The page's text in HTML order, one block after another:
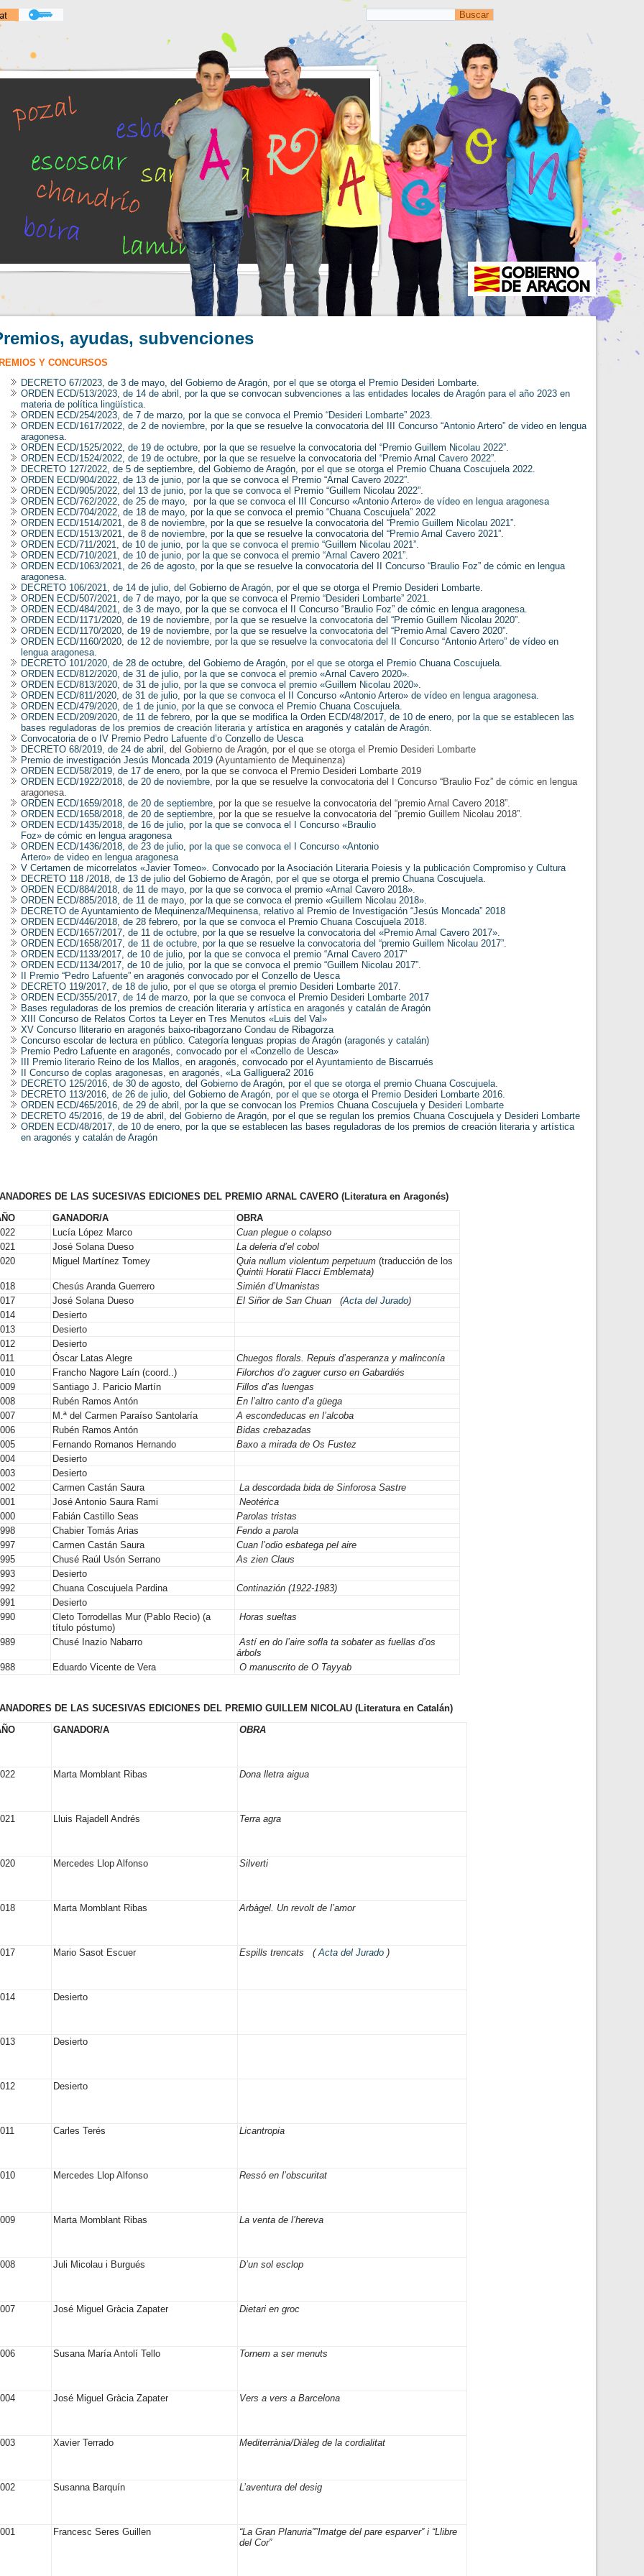
ayudas, subvenciones
Y CONCURSOS
DECRETO 67/2023, de 3 de mayo, del Gobierno de Aragón, por el que se otorga el Premio Desideri Lombarte.
ORDEN ECD/513/2023, de 14 de abril, por la que se convocan subvenciones a las enti­dades locales de Aragón para el año 2023 en
materia de política lingüística.
ORDEN ECD/254/2023, de 7 de marzo, por la que se convoca el Premio “Desideri Lombarte” 2023.
ORDEN ECD/1617/2022, de 2 de noviembre, por la que se resuelve la convocatoria del III Concurso “Antonio Artero” de video en lengua
aragonesa.
ORDEN ECD/1525/2022, de 19 de octubre, por la que se resuelve la convocatoria del “Premio Guillem Nicolau 2022”.
ORDEN ECD/1524/2022, de 19 de octubre, por la que se resuelve la convocatoria del “Premio Arnal Cavero 2022”.
DECRETO 127/2022, de 5 de septiembre, del Gobierno de Aragón, por el que se otorga el Premio Chuana Coscujuela 2022.
ORDEN ECD/904/2022, de 13 de junio, por la que se convoca el Premio “Arnal Cavero 2022”.
ORDEN ECD/905/2022, del 13 de junio, por la que se convoca el Premio “Guillem Nicolau 2022”.
ORDEN ECD/762/2022, de 25 de mayo, por la que se convoca el III Concurso «Antonio Artero» de vídeo en lengua aragonesa
ORDEN ECD/704/2022, de 18 de mayo, por la que se convoca el premio “Chuana Coscujuela” 2022
ORDEN ECD/1514/2021, de 8 de noviembre, por la que se resuelve la convocatoria del “Premio Guillem Nicolau 2021”.
ORDEN ECD/1513/2021, de 8 de noviembre, por la que se resuelve la convocatoria del “Premio Arnal Cavero 2021”.
ORDEN ECD/711/2021, de 10 de junio, por la que se convoca el premio “Guillem Nicolau 2021”.
ORDEN ECD/710/2021, de 10 de junio, por la que se convoca el premio “Arnal Cavero 2021”.
ORDEN ECD/1063/2021, de 26 de agosto, por la que se resuelve la convocatoria del II Concurso “Braulio Foz” de cómic en lengua
aragonesa.
DECRETO 106/2021, de 14 de julio, del Gobierno de Aragón, por el que se otorga el Premio Desideri Lombarte.
ORDEN ECD/507/2021, de 7 de mayo, por la que se convoca el Premio “Desideri Lom barte” 2021.
ORDEN ECD/484/2021, de 3 de mayo, por la que se convoca el II Concurso “Braulio Foz” de cómic en lengua aragonesa.
ORDEN ECD/1171/2020, de 19 de noviembre, por la que se resuelve la convocatoria del “Premio Guillem Nicolau 2020”.
ORDEN ECD/1170/2020, de 19 de noviembre, por la que se resuelve la convocatoria del “Premio Arnal Cavero 2020”.
ORDEN ECD/1160/2020, de 12 de noviembre, por la que se resuelve la convocatoria del II Concurso “Antonio Artero” de vídeo en
lengua aragonesa.
DECRETO 101/2020, de 28 de octubre, del Gobierno de Aragón, por el que se otorga el Premio Chuana Coscujuela.
ORDEN ECD/812/2020, de 31 de julio, por la que se convoca el premio «Arnal Cavero 2020».
ORDEN ECD/813/2020, de 31 de julio, por la que se convoca el premio «Guillem Nicolau 2020».
ORDEN ECD/811/2020, de 31 de julio, por la que se convoca el II Concurso «Antonio Artero» de vídeo en lengua aragonesa.
ORDEN ECD/479/2020, de 1 de junio, por la que se convoca el Premio Chuana Coscujuela.
ORDEN ECD/209/2020, de 11 de febrero, por la que se modifica la Orden ECD/48/2017, de 10 de enero, por la que se establecen las
bases reguladoras de los premios de creación literaria y artística en aragonés y catalán de Aragón.
Convocatoria de o IV Premio Pedro Lafuente d’o Conzello de Uesca
DECRETO 68/2019, de 24 de abril , del Gobierno de Aragón, por el que se otorga el Premio Desideri Lombarte
Premio de investigación Jesús Moncada 2019 (Ayuntamiento de Mequinenza)
ORDEN ECD/58/2019, de 17 de enero, por la que se convoca el Premio Desideri Lombarte 2019
ORDEN ECD/1922/2018, de 20 de noviembre, por la que se resuelve la convocatoria del I Concurso “Braulio Foz” de cómic en lengua
aragonesa.
ORDEN ECD/1659/2018, de 20 de septiembre, por la que se resuelve la convocatoria del “premio Arnal Cavero 2018”.
ORDEN ECD/1658/2018, de 20 de septiembre, por la que se resuelve la convocatoria del “premio Guillem Nicolau 2018”.
ORDEN ECD/1435/2018, de 16 de julio, por la que se convoca el I Concurso «Braulio
Foz» de cómic en lengua aragonesa
ORDEN ECD/1436/2018, de 23 de julio, por la que se convoca el I Concurso «Antonio
Artero» de video en lengua aragonesa
V Certamen de micorrelatos «Javier Tomeo». Convocado por la Asociación Literaria Poiesis y la publicación Compromiso y Cultura
DECRETO 118 /2018, de 13 de julio del Gobierno de Aragón, por el que se otorga el premio Chuana Coscujuela.
ORDEN ECD/884/2018, de 11 de mayo, por la que se convoca el premio «Arnal Cavero 2018».
ORDEN ECD/885/2018, de 11 de mayo, por la que se convoca el premio «Guillem Nicolau 2018».
DECRETO de Ayuntamiento de Mequinenza/Mequinensa, relativo al Premio de Investigación “Jesús Moncada” 2018
ORDEN ECD/446/2018, de 28 febrero, por la que se convoca el Premio Chuana Coscujuela 2018.
ORDEN ECD/1657/2017, de 11 de octubre, por la que se resuelve la convocatoria del «Premio Arnal Cavero 2017».
ORDEN ECD/1658/2017, de 11 de octubre, por la que se resuelve la convocatoria del “premio Guillem Nicolau 2017”.
ORDEN ECD/1133/2017, de 10 de julio, por la que se convoca el premio “Arnal Cavero 2017”
ORDEN ECD/1134/2017, de 10 de julio, por la que se convoca el premio “Guillem Nicolau 2017”.
II Premio “Pedro Lafuente” en aragonés convocado por el Conzello de Uesca
DECRETO 119/2017, de 18 de julio, por el que se otorga el premio Desideri Lombarte 2017.
ORDEN ECD/355/2017, de 14 de marzo, por la que se convoca el Premio Desideri Lombarte 2017
Bases reguladoras de los premios de creación literaria y artística en aragonés y catalán de Aragón
XIII Concurso de Relatos Cortos ta Leyer en Tres Menutos «Luis del Val»
XV Concurso lliterario en aragonés baixo-ribagorzano Condau de Ribagorza
Concurso escolar de lectura en público. Categoría lenguas propias de Aragón (aragonés y catalán)
Premio Pedro Lafuente en aragonés, convocado por el «Conzello de Uesca»
III Premio literario Reino de los Mallos, en aragonés, convocado por el Ayuntamiento de Biscarrués
II Concurso de coplas aragonesas, en aragonés, «La Galliguera2 2016
DECRETO 125/2016, de 30 de agosto, del Gobierno de Aragón, por el que se otorga el premio Chuana Coscujuela.
DECRETO 113/2016, de 26 de julio, del Gobierno de Aragón, por el que se otorga el Premio Desideri Lombarte 2016.
ORDEN ECD/465/2016, de 29 de abril, por la que se convocan los Premios Chuana Coscujuela y Desideri Lombarte
DECRETO 45/2016, de 19 de abril, del Gobierno de Aragón, por el que se regulan los premios Chuana Coscujuela y Desideri Lombarte
ORDEN ECD/48/2017, de 10 de enero, por la que se establecen las bases reguladoras de los premios de creación literaria y artística
en aragonés y catalán de Aragón
DE LAS SUCESIVAS EDICIONES DEL PREMIO ARNAL CAVERO (Literatura en Aragonés)
GANADOR/A
OBRA
Lucía López Marco
Cuan plegue o colapso
José Solana Dueso
La deleria d’el cobol
Miguel Martínez Tomey Quia nullum violentum perpetuum (traducción de los
Quintii Horatii Flacci Emblemata)
Chesús Aranda Guerrero
Simién d’Umanistas
José Solana Dueso El Siñor de San Chuan (Acta del Jurado)
Desierto
Desierto
Desierto
Óscar Latas Alegre
Chuegos florals. Repuis d’asperanza y malinconía
Francho Nagore Laín (coord..)
Filorchos d’o zaguer curso en Gabardiés
Santiago J. Paricio Martín
Fillos d’as luengas
Rubén Ramos Antón
En l’altro canto d’a güega
M.ª del Carmen Paraíso Santolaría
A escondeducas en l’alcoba
Rubén Ramos Antón
Bidas crebazadas
Fernando Romanos Hernando
Baxo a mirada de Os Fustez
Desierto
Desierto
Carmen Castán Saura
La descordada bida de Sinforosa Sastre
José Antonio Saura Rami
Neotérica
Fabián Castillo Seas
Parolas tristas
Chabier Tomás Arias
Fendo a parola
Carmen Castán Saura
Cuan l’odio esbatega pel aire
Chusé Raúl Usón Serrano
As zien Claus
Desierto
Chuana Coscujuela Pardina
Continazión (1922-1983)
Desierto
Cleto Torrodellas Mur (Pablo Recio) (a
título póstumo)
Horas sueltas
Chusé Inazio Nabarro
Astí en do l’aire sofla ta sobater as fuellas d’os
árbols
Eduardo Vicente de Vera O manuscrito de O Tayyab
DE LAS SUCESIVAS EDICIONES DEL PREMIO GUILLEM NICOLAU (Literatura en Catalán)
GANADOR/A OBRA
Marta Momblant Ribas Dona lletra aigua
Lluis Rajadell Andrés Terra agra
Mercedes Llop Alfonso Silverti
Marta Momblant Ribas Arbàgel. Un revolt de l’amor
Mario Sasot Escuer Espills trencats (Acta del Jurado )
Desierto
Desierto
Desierto
Carles Terés Licantropia
Mercedes Llop Alfonso Ressó en l’obscuritat
Marta Momblant Ribas La venta de l’hereva
Juli Micolau i Burgués D’un sol esclop
José Miguel Gràcia Zapater Dietari en groc
Susana María Antolí Tello Tornem a ser menuts
José Miguel Gràcia Zapater Vers a vers a Barcelona
Xavier Terrado Mediterrània/Diàleg de la cordialitat
Susanna Barquín L’aventura del desig
Francesc Seres Guillen
“La Gran Planuria””Imatge del pare esparver” i “Llibre
del Cor”